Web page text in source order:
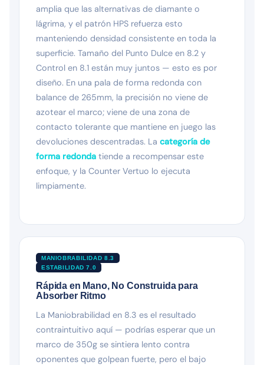
amplia que las alternativas de diamante o
lágrima, y el patrón HPS refuerza esto
manteniendo densidad consistente en toda la
superficie. Tamaño del Punto Dulce en 8.2 y
Control en 8.1 están muy juntos — esto es por
diseño. En una pala de forma redonda con
balance de 265mm, la precisión no viene de
azotear el marco; viene de una zona de
contacto tolerante que mantiene en juego las
devoluciones descentradas. La categoría de
forma redonda tiende a recompensar este
enfoque, y la Counter Vertuo lo ejecuta
limpiamente.
MANIOBRABILIDAD 8.3
ESTABILIDAD 7.0
Rápida en Mano, No Construida para
Absorber Ritmo
La Maniobrabilidad en 8.3 es el resultado
contraintuitivo aquí — podrías esperar que un
marco de 350g se sintiera lento contra
oponentes que golpean fuerte, pero el bajo